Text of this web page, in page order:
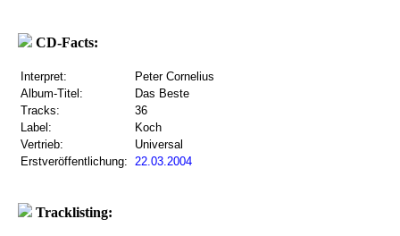
CD-Facts:
Interpret:
Peter Cornelius
Album-Titel:
Das Beste
Tracks:
36
Label:
Koch
Vertrieb:
Universal
Erstveröffentlichung: 22.03.2004
Tracklisting: